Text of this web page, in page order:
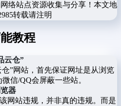
络站点资源收集与分享！ 本文地
转载请注明
教程
云仓”
”网站，首先保证网址是从浏览
信/QQ会屏蔽一些站。
器
网站违规，并非真的违规。而是